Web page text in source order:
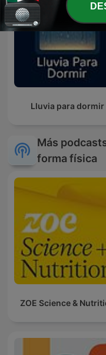
Lluvia para dormir
Más
forma física
ZOE Science &